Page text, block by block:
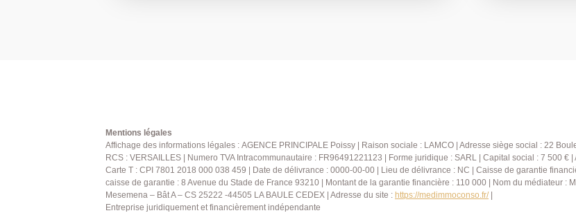
Mentions légales
Affichage des informations légales : AGENCE PRINCIPALE Poissy | Raison sociale : LAMCO | Adresse siège social : 22
RCS : VERSAILLES | Numero TVA Intracommunautaire : FR96491221123 | Forme juridique : SARL | Capital social : 7 500 € |
Carte T : CPI 7801 2018 000 038 459 | Date de délivrance : 0000-00-00 | Lieu de délivrance : NC | Caisse de garantie
caisse de garantie : 8 Avenue du Stade de France 93210 | Montant de la garantie financière : 110 000 | Nom du médiateur :
Mesemena – Bât A – CS 25222 -44505 LA BAULE CEDEX | Adresse du site : https://medimmoconso.fr/|
Entreprise juridiquement et financièrement indépendante